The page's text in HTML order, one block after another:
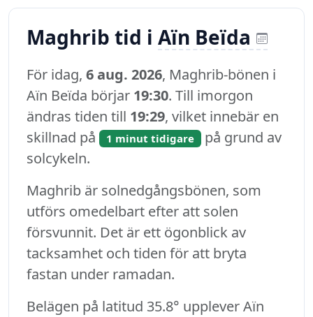
Maghrib tid i Aïn Beïda
För idag, 6 aug. 2026, Maghrib-bönen i
Aïn Beïda börjar 19:30. Till imorgon
ändras tiden till 19:29, vilket innebär en
skillnad på
1 minut tidigare på grund av
solcykeln.
Maghrib är solnedgångsbönen, som
utförs omedelbart efter att solen
försvunnit. Det är ett ögonblick av
tacksamhet och tiden för att bryta
fastan under ramadan.
Belägen på latitud 35.8° upplever Aïn